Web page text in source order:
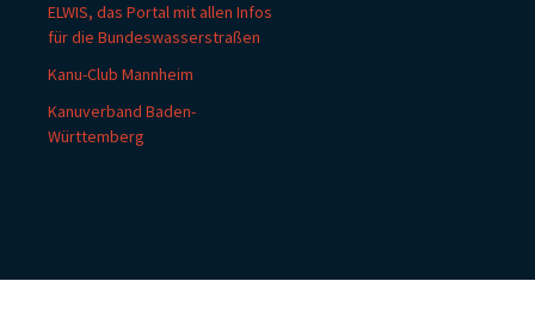
ELWIS, das Portal mit allen Infos
für die Bundeswasserstraßen
Kanu-Club Mannheim
Kanuverband Baden-
Württemberg